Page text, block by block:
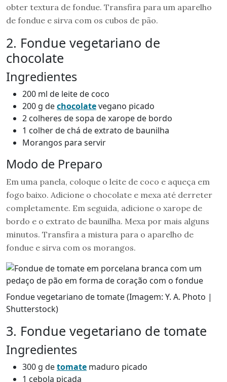
obter textura de fondue. Transfira para um aparelho
de fondue e sirva com os cubos de pão.
2. Fondue vegetariano de
chocolate
Ingredientes
200 ml de leite de coco
200 g dechocolatevegano picado
2 colheres de sopa de xarope de bordo
1 colher de chá de extrato de baunilha
Morangos para servir
Modo de Preparo
Em uma panela, coloque o leite de coco e aqueça em
fogo baixo. Adicione o chocolate e mexa até derreter
completamente. Em seguida, adicione o xarope de
bordo e o extrato de baunilha. Mexa por mais alguns
minutos. Transfira a mistura para o aparelho de
fondue e sirva com os morangos.
Fondue vegetariano de tomate (Imagem: Y. A. Photo |
Shutterstock)
3. Fondue vegetariano de tomate
Ingredientes
300 g detomate maduro picado
1 cebola picada